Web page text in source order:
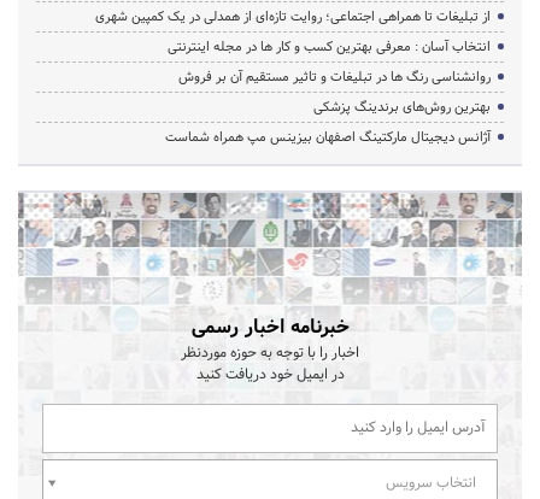
فروشگاه اینترنتی کشاورزی اگری راز
ایده های طلایی برای کسب درآمد از اینستاگرام
خدمات سایت انجام پروژه ماهان
قیمت سرور HP/بررسی و خرید سرور اچ پی
هر زبانی، هر زمانی، هر کجا، هر جور که راحتید!
رونمایی از سایت بلوباکس با هدف خدمات پرداخت سریع با نازلترین قیمت
خرید تلگرام پرمیوم با ارزان ترین قیمت
چرا لامپ ال ای دی از لامپ رشته‌ای و کم مصرف بهتر است؟
چرا پنل های ال ای دی سقفی فروش خوبی دارند؟
اخبار مرتبط با حوزه
نقش فروش سازمانی در افزایش درآمد، اعتبار و توسعه برندها
طراحی سایت و خدمات سئو حرفه ای در مشهد
از تبلیغات تا همراهی اجتماعی؛ روایت تازه‌ای از همدلی در یک کمپین شهری